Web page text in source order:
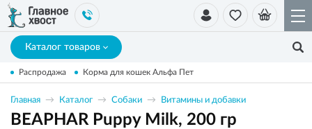
Каталог товаров
Распродажа Корма для кошек Альфа Пет
Главная Каталог Собаки Витамины и добавки
BEAPHAR Puppy Milk, 200 гр